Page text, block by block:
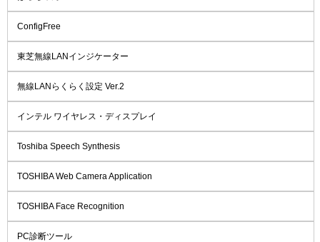
ConfigFree
東芝無線LANインジケーター
無線LANらくらく設定 Ver.2
インテル ワイヤレス・ディスプレイ
Toshiba Speech Synthesis
TOSHIBA Web Camera Application
TOSHIBA Face Recognition
PC診断ツール